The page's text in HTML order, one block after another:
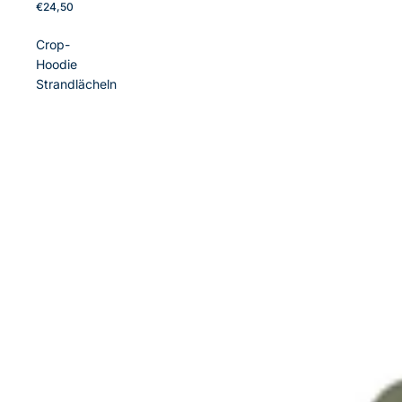
€24,50
Crop-
Hoodie
Strandlächeln